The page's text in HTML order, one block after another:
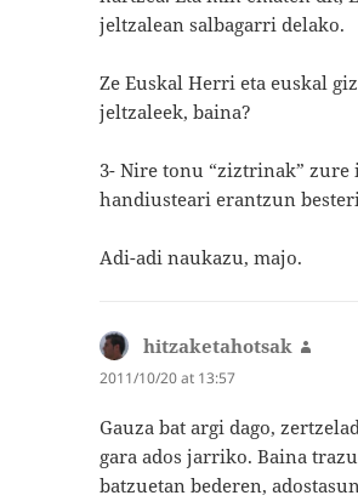
jeltzalean salbagarri delako.
Ze Euskal Herri eta euskal
jeltzaleek, baina?
3- Nire tonu “ziztrinak” zure
handiusteari erantzun
Adi-adi naukazu, majo.
hitzaketahotsak
2011/10/20 at 13:57
Gauza bat argi dago,
gara ados jarriko. Baina
batzuetan bederen,